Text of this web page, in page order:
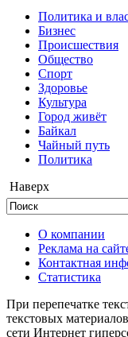
Политика и
Бизнес
Происшествия
Общество
Cпорт
Здоровье
Культура
Город живёт
Байкал
Чайный путь
Политика
Наверх
О компании
Реклама на
Контактная
Статистика
При перепечатке
текстовых
сети Интернет